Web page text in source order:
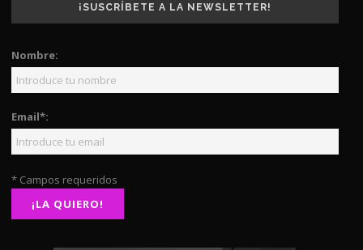
¡SUSCRÍBETE A LA NEWSLETTER!
Nombre:
Email*:
* Campos requeridos